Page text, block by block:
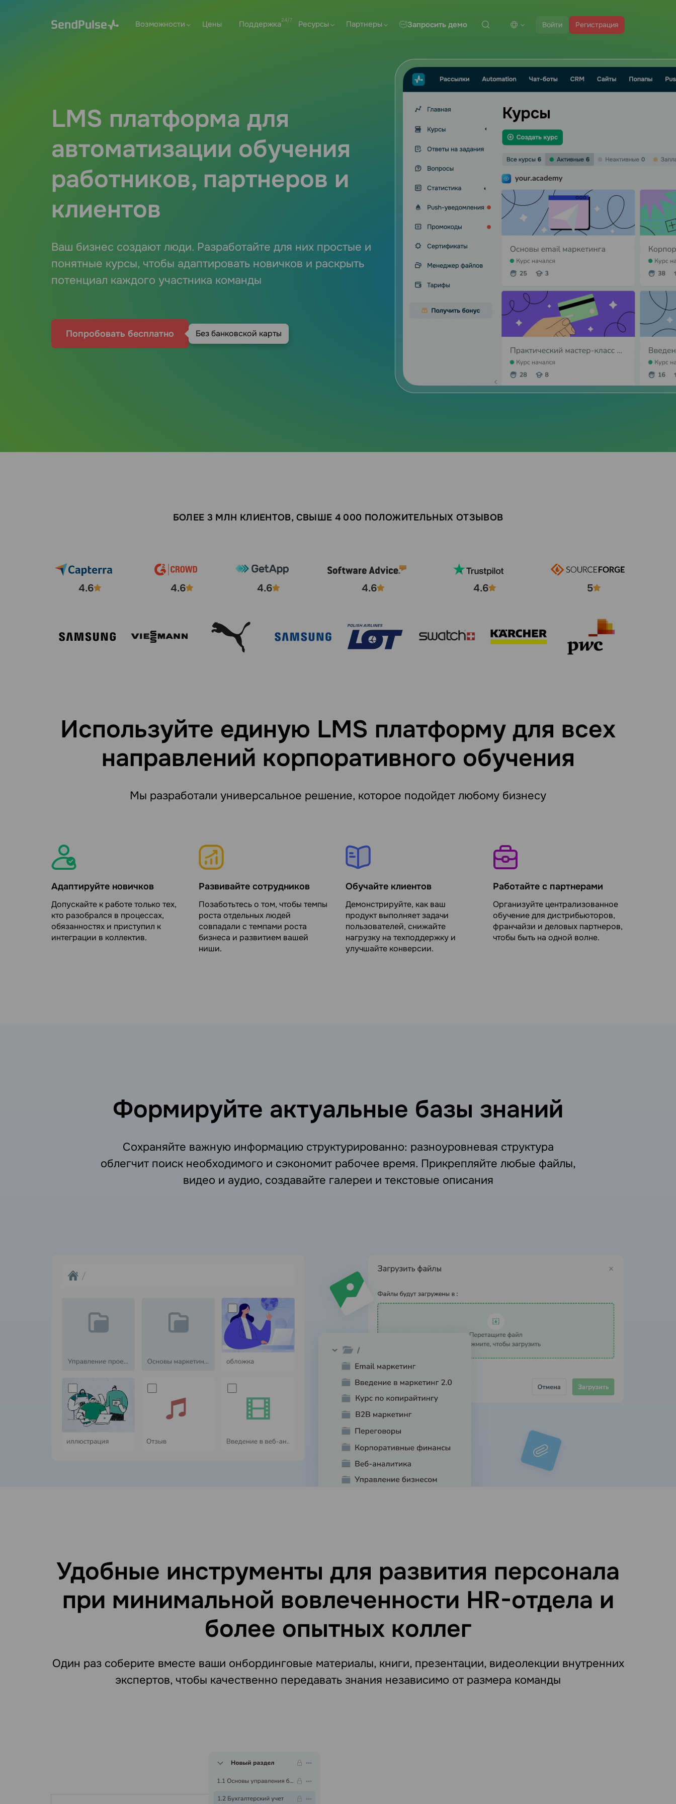
Войти Регистрация
Возможности Цены Поддержка Ресурсы Партнеры Запросить демо
LMS платформа для
автоматизации обучения
работников, партнеров и
клиентов
Ваш бизнес создают люди. Разработайте для них простые и
понятные курсы, чтобы адаптировать новичков и раскрыть
потенциал каждого участника команды
Попробовать бесплатно Без банковской карты
БОЛЕЕ 3 МЛН КЛИЕНТОВ, СВЫШЕ 4 000 ПОЛОЖИТЕЛЬНЫХ ОТЗЫВОВ
4.6 4.6 4.6 4.6 4.6 5
Используйте единую LMS платформу для всех
направлений корпоративного обучения
Мы разработали универсальное решение, которое подойдет любому бизнесу
Адаптируйте новичков
Допускайте к работе только тех,
кто разобрался в процессах,
обязанностях и приступил к
интеграции в коллектив.
Развивайте сотрудников
Позаботьтесь о том, чтобы темпы
роста отдельных людей
совпадали с темпами роста
бизнеса и развитием вашей
ниши.
Обучайте клиентов
Демонстрируйте, как ваш
продукт выполняет задачи
пользователей, снижайте
нагрузку на техподдержку и
улучшайте конверсии.
Работайте с партнерами
Организуйте централизованное
обучение для дистрибьюторов,
франчайзи и деловых партнеров,
чтобы быть на одной волне.
Формируйте актуальные базы знаний
Сохраняйте важную информацию структурированно: разноуровневая структура
облегчит поиск необходимого и сэкономит рабочее время. Прикрепляйте любые файлы,
видео и аудио, создавайте галереи и текстовые описания
Удобные инструменты для развития персонала
при минимальной вовлеченности HR-отдела и
более опытных коллег
Один раз соберите вместе ваши онбординговые материалы, книги, презентации, видеолекции внутренних
экспертов, чтобы качественно передавать знания независимо от размера команды